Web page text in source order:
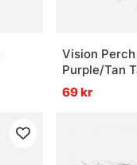
Vision
Purple/Tan
69 kr